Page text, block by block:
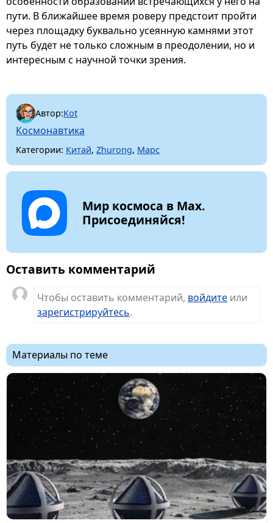
пути. В ближайшее время роверу предстоит пройти
через площадку буквально усеянную камнями этот
путь будет не только сложным в преодолении, но и
интересным с научной точки зрения.
Автор:Kot
Космонавтика
Категории: Китай, Zhurong, Марс
Мир космоса в Max.
Присоединяйся!
Оставить комментарий
Чтобы оставить комментарий, войдите или
зарегистрируйтесь.
Материалы по теме